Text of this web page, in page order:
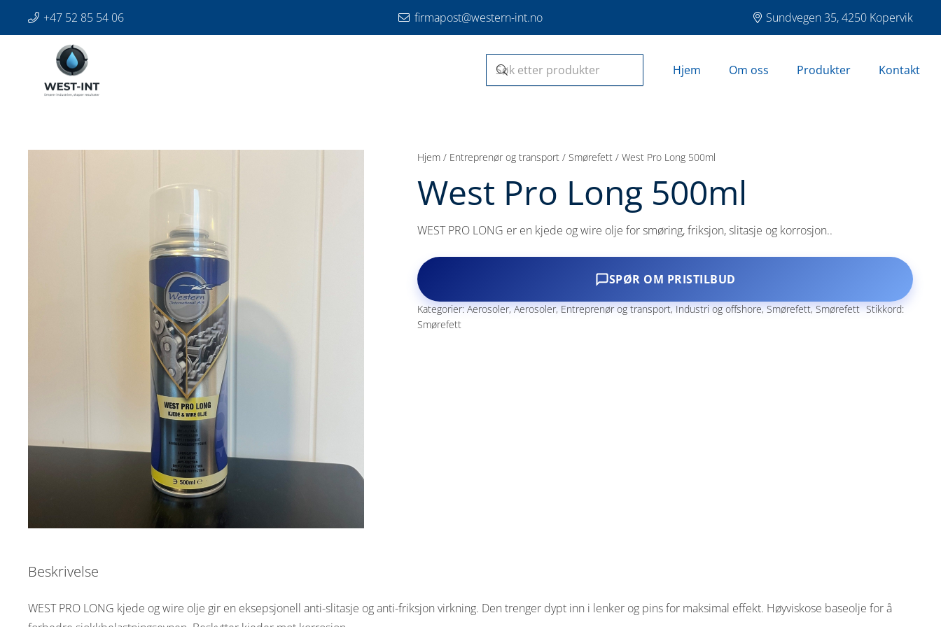
+47 52 85 54 06 firmapost@western-int.no Sundvegen 35, 4250 Kopervik
Hjem Om oss Produkter Kontakt
Hjem / Entreprenør og transport /Smørefett / West Pro Long 500ml
West Pro Long 500ml
WEST PRO LONG er en kjede og wire olje for smøring, friksjon, slitasje og korrosjon..
SPØR OM PRISTILBUD
Kategorier:Aerosoler,Aerosoler,Entreprenør og transport,Industri og offshore,Smørefett,Smørefett Stikkord:
Smørefett
Beskrivelse
WEST PRO LONG kjede og wire olje gir en eksepsjonell anti-slitasje og anti-friksjon virkning. Den trenger dypt inn i lenker og pins for maksimal effekt. Høyviskose baseolje for å